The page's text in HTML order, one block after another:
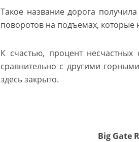
Такое название дорога
поворотов на подъемах, которые
К счастью, процент
сравнительно с другими
здесь закрыто.
Big Gate